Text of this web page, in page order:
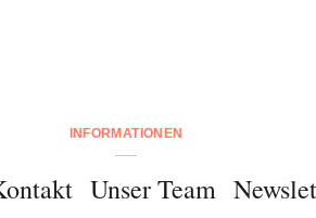
INFORMATIONEN
Unser Team